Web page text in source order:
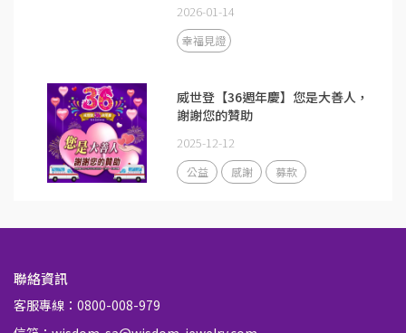
2026-01-14
幸福見證
威世登【36週年慶】您是大善人，
謝謝您的贊助
2025-12-12
公益 感謝 募款
聯絡資訊
客服專線：0800-008-979